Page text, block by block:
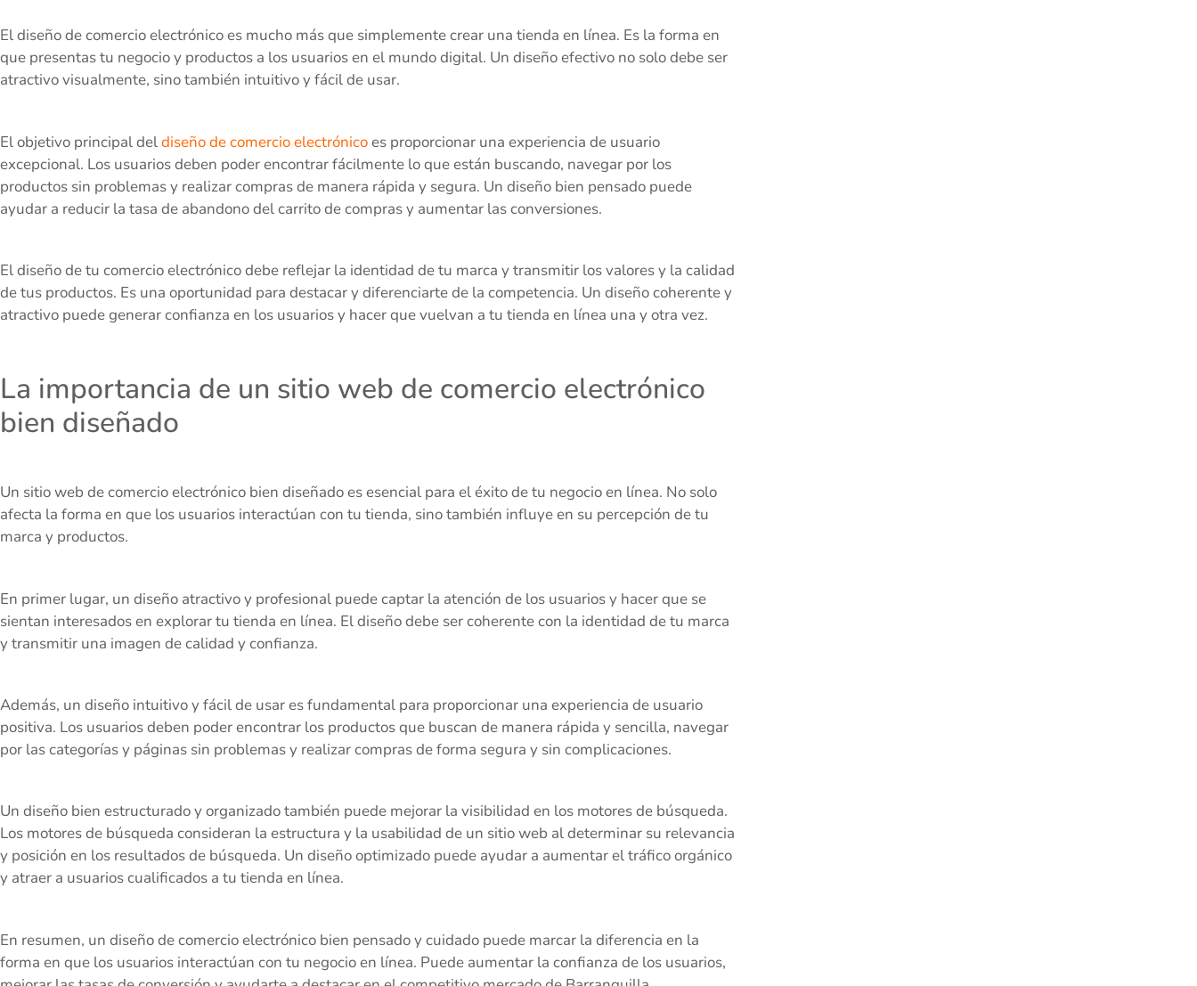
El diseño de comercio electrónico es mucho más que simplemente crear una tienda en línea. Es la forma en
que presentas tu negocio y productos a los usuarios en el mundo digital. Un diseño efectivo no solo debe ser
atractivo visualmente, sino también intuitivo y fácil de usar.
El objetivo principal deldiseño de comercio electrónicoes proporcionar una experiencia de usuario
excepcional. Los usuarios deben poder encontrar fácilmente lo que están buscando, navegar por los
productos sin problemas y realizar compras de manera rápida y segura. Un diseño bien pensado puede
ayudar a reducir la tasa de abandono del carrito de compras y aumentar las conversiones.
El diseño de tu comercio electrónico debe reflejar la identidad de tu marca y transmitir los valores y la calidad
de tus productos. Es una oportunidad para destacar y diferenciarte de la competencia. Un diseño coherente y
atractivo puede generar confianza en los usuarios y hacer que vuelvan a tu tienda en línea una y otra vez.
La importancia de un sitio web de comercio electrónico
bien diseñado
Un sitio web de comercio electrónico bien diseñado es esencial para el éxito de tu negocio en línea. No solo
afecta la forma en que los usuarios interactúan con tu tienda, sino también influye en su percepción de tu
marca y productos.
En primer lugar, un diseño atractivo y profesional puede captar la atención de los usuarios y hacer que se
sientan interesados en explorar tu tienda en línea. El diseño debe ser coherente con la identidad de tu marca
y transmitir una imagen de calidad y confianza.
Además, un diseño intuitivo y fácil de usar es fundamental para proporcionar una experiencia de usuario
positiva. Los usuarios deben poder encontrar los productos que buscan de manera rápida y sencilla, navegar
por las categorías y páginas sin problemas y realizar compras de forma segura y sin complicaciones.
Un diseño bien estructurado y organizado también puede mejorar la visibilidad en los motores de búsqueda.
Los motores de búsqueda consideran la estructura y la usabilidad de un sitio web al determinar su relevancia
y posición en los resultados de búsqueda. Un diseño optimizado puede ayudar a aumentar el tráfico orgánico
y atraer a usuarios cualificados a tu tienda en línea.
En resumen, un diseño de comercio electrónico bien pensado y cuidado puede marcar la diferencia en la
forma en que los usuarios interactúan con tu negocio en línea. Puede aumentar la confianza de los usuarios,